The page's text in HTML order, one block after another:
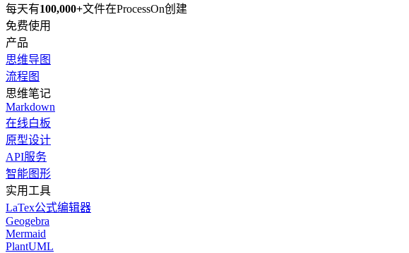
每天有100,000+文件在ProcessOn创建
免费使用
产品
思维导图
流程图
思维笔记
Markdown
在线白板
原型设计
API服务
智能图形
实用工具
LaTex公式编辑器
Geogebra
Mermaid
PlantUML